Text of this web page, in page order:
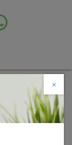
×
Descuento web
96W 90-